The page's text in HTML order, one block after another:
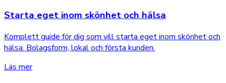
Starta eget inom skönhet och hälsa
Komplett guide för dig som vill starta eget inom skönhet och
hälsa. Bolagsform, lokal och första kunden.
Läs mer